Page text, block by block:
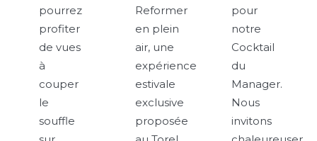
pourrez
profiter
de vues
à
couper
le
souffle
Reformer
en plein
air, une
expérience
estivale
exclusive
proposée
pour
notre
Cocktail
du
Manager.
Nous
invitons